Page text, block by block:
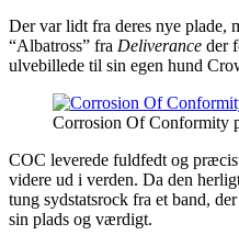
Der var lidt fra deres nye plade,
“Albatross” fra Deliverance der
ulvebillede til sin egen hund
Corrosion Of Conformity
COC leverede fuldfedt og
videre ud i verden. Da den
tung sydstatsrock fra et band,
sin plads og værdigt.